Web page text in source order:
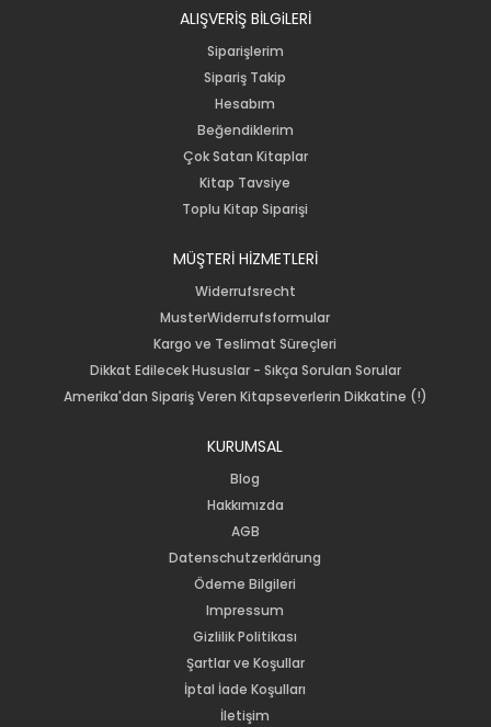
ALIŞVERİŞ BİLGiLERİ
Siparişlerim
Sipariş Takip
Hesabım
Beğendiklerim
Çok Satan Kitaplar
Kitap Tavsiye
Toplu Kitap Siparişi
MÜŞTERİ HİZMETLERİ
Widerrufsrecht
MusterWiderrufsformular
Kargo ve Teslimat Süreçleri
Dikkat Edilecek Hususlar - Sıkça Sorulan Sorular
Amerika'dan Sipariş Veren Kitapseverlerin Dikkatine (!)
KURUMSAL
Blog
Hakkımızda
AGB
Datenschutzerklärung
Ödeme Bilgileri
Impressum
Gizlilik Politikası
Şartlar ve Koşullar
İptal İade Koşulları
İletişim